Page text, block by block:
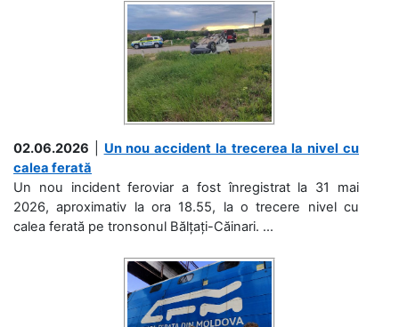
02.06.2026
Un nou accident la trecerea la nivel cu
calea ferată
Un nou incident feroviar a fost înregistrat la 31 mai
2026, aproximativ la ora 18.55, la o trecere nivel cu
calea ferată pe tronsonul Bălțați-Căinari. ...